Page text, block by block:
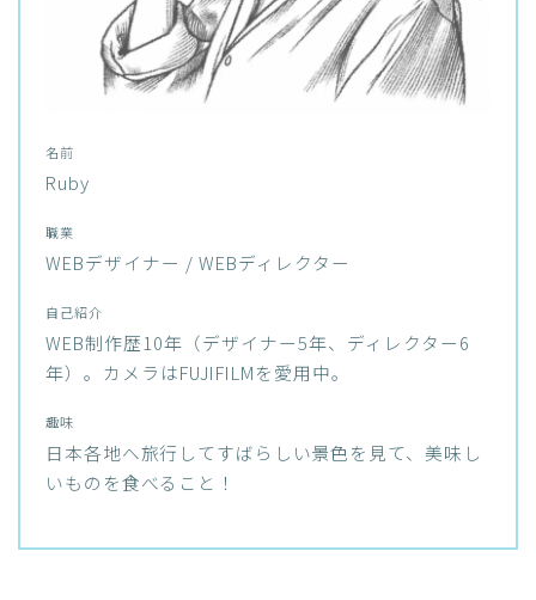
名前
Ruby
職業
WEBデザイナー / WEBディレクター
自己紹介
WEB制作歴10年（デザイナー5年、ディレクター6
年）。カメラはFUJIFILMを愛用中。
趣味
日本各地へ旅行してすばらしい景色を見て、美味し
いものを食べること！